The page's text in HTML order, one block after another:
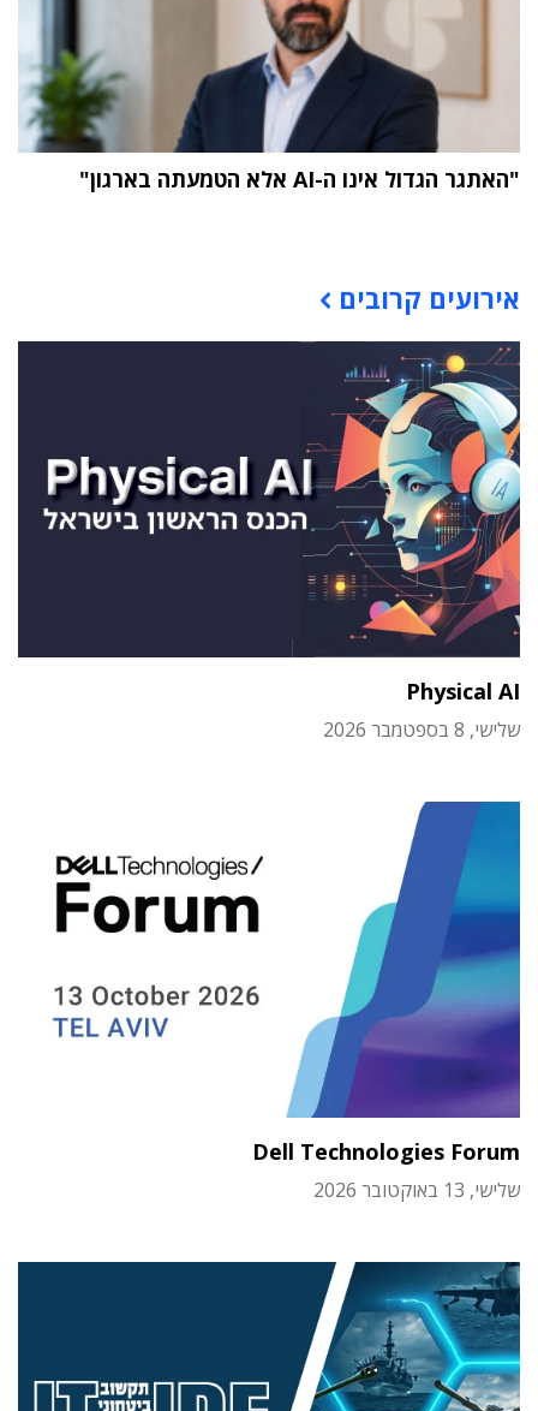
"האתגר הגדול אינו ה-AI אלא הטמעתה בארגון"
אירועים קרובים
Physical AI
שלישי, 8 בספטמבר 2026
Dell Technologies Forum
שלישי, 13 באוקטובר 2026